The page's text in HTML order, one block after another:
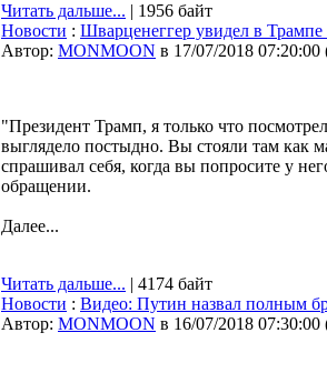
Читать дальше... | 1956 байт
Новости : Шварценеггер увидел в
Автор: MONMOON в 17/07/2018 07:20:00
"Президент Трамп, я только что
выглядело постыдно. Вы стояли там как
спрашивал себя, когда вы попросите у
обращении.
Далее...
Читать дальше... | 4174 байт
Новости : Видео: Путин назвал полным
Автор: MONMOON в 16/07/2018 07:30:00